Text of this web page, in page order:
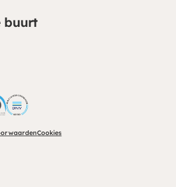
buurt
nieuw venster)
(opent in nieuw venster)
Cookies